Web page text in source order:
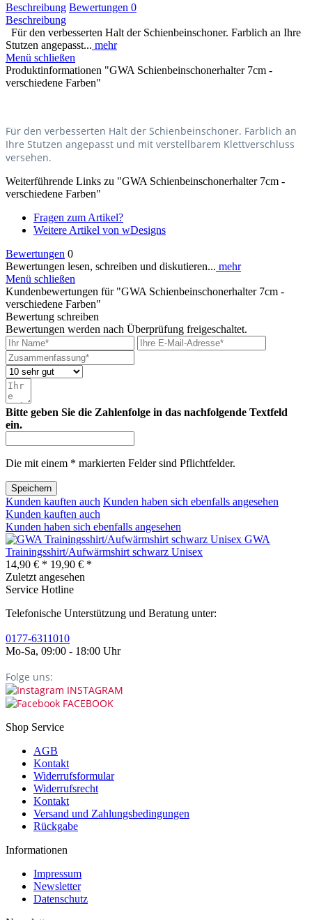
Beschreibung Bewertungen 0
Beschreibung
Für den verbesserten Halt der Schienbeinschoner. Farblich an Ihre
Stutzen angepasst... mehr
Menü schließen
Produktinformationen "GWA Schienbeinschonerhalter 7cm -
verschiedene Farben"
Für den verbesserten Halt der Schienbeinschoner. Farblich an
Ihre Stutzen angepasst und mit verstellbarem Klettverschluss
versehen.
Weiterführende Links zu "GWA Schienbeinschonerhalter 7cm -
verschiedene Farben"
Fragen zum Artikel?
Weitere Artikel von wDesigns
Bewertungen 0
Bewertungen lesen, schreiben und diskutieren... mehr
Menü schließen
Kundenbewertungen für "GWA Schienbeinschonerhalter 7cm -
verschiedene Farben"
Bewertung schreiben
Bewertungen werden nach Überprüfung freigeschaltet.
Bitte geben Sie die Zahlenfolge in das nachfolgende Textfeld
ein.
Die mit einem * markierten Felder sind Pflichtfelder.
Speichern
Kunden kauften auch Kunden haben sich ebenfalls angesehen
Kunden kauften auch
Kunden haben sich ebenfalls angesehen
GWA
Trainingsshirt/Aufwärmshirt schwarz Unisex
14,90 € * 19,90 € *
Zuletzt angesehen
Service Hotline
Telefonische Unterstützung und Beratung unter:
0177-6311010
Mo-Sa, 09:00 - 18:00 Uhr
Folge uns:
INSTAGRAM
FACEBOOK
Shop Service
AGB
Kontakt
Widerrufsformular
Widerrufsrecht
Kontakt
Versand und Zahlungsbedingungen
Rückgabe
Informationen
Impressum
Newsletter
Datenschutz